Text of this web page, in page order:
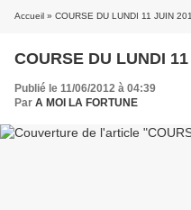
Accueil » COURSE DU LUNDI 11 JUIN
COURSE DU LUNDI
Publié le 11/06/2012 à 04:39
Par A MOI LA FORTUNE